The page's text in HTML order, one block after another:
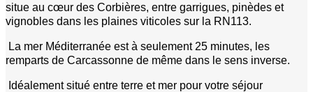
situe au cœur des Corbières, entre garrigues, pinèdes et
vignobles dans les plaines viticoles sur la RN113.
La mer Méditerranée est à seulement 25 minutes, les
remparts de Carcassonne de même dans le sens inverse.
Idéalement situé entre terre et mer pour votre séjour